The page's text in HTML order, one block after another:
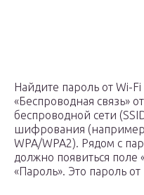
Найдите пароль от Wi-
«Беспроводная связь»
беспроводной сети
шифрования
WPA/WPA2). Рядом с
должно появиться поле
«Пароль». Это пароль